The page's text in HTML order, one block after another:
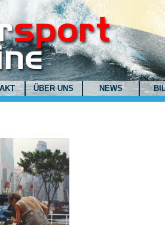
ÜBER UNS NEWS